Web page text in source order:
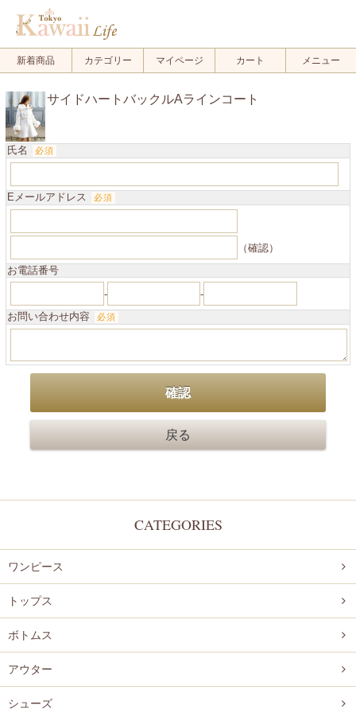
新着商品 カテゴリー マイページ カート メニュー
サイドハートバックルAラインコート
氏名 必須
Eメールアドレス 必須
（確認）
お電話番号
-
-
お問い合わせ内容
必須
CATEGORIES
ワンピース
トップス
ボトムス
アウター
シューズ